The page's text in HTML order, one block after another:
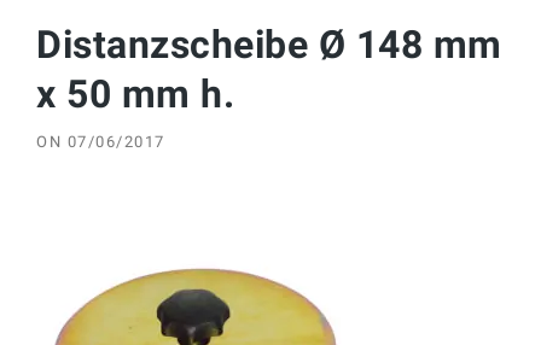
Distanzscheibe Ø 148 mm
x 50 mm h.
ON 07/06/2017